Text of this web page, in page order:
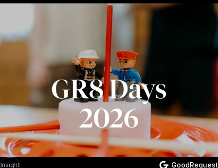
Odporúčané články
Insight GoodRequest